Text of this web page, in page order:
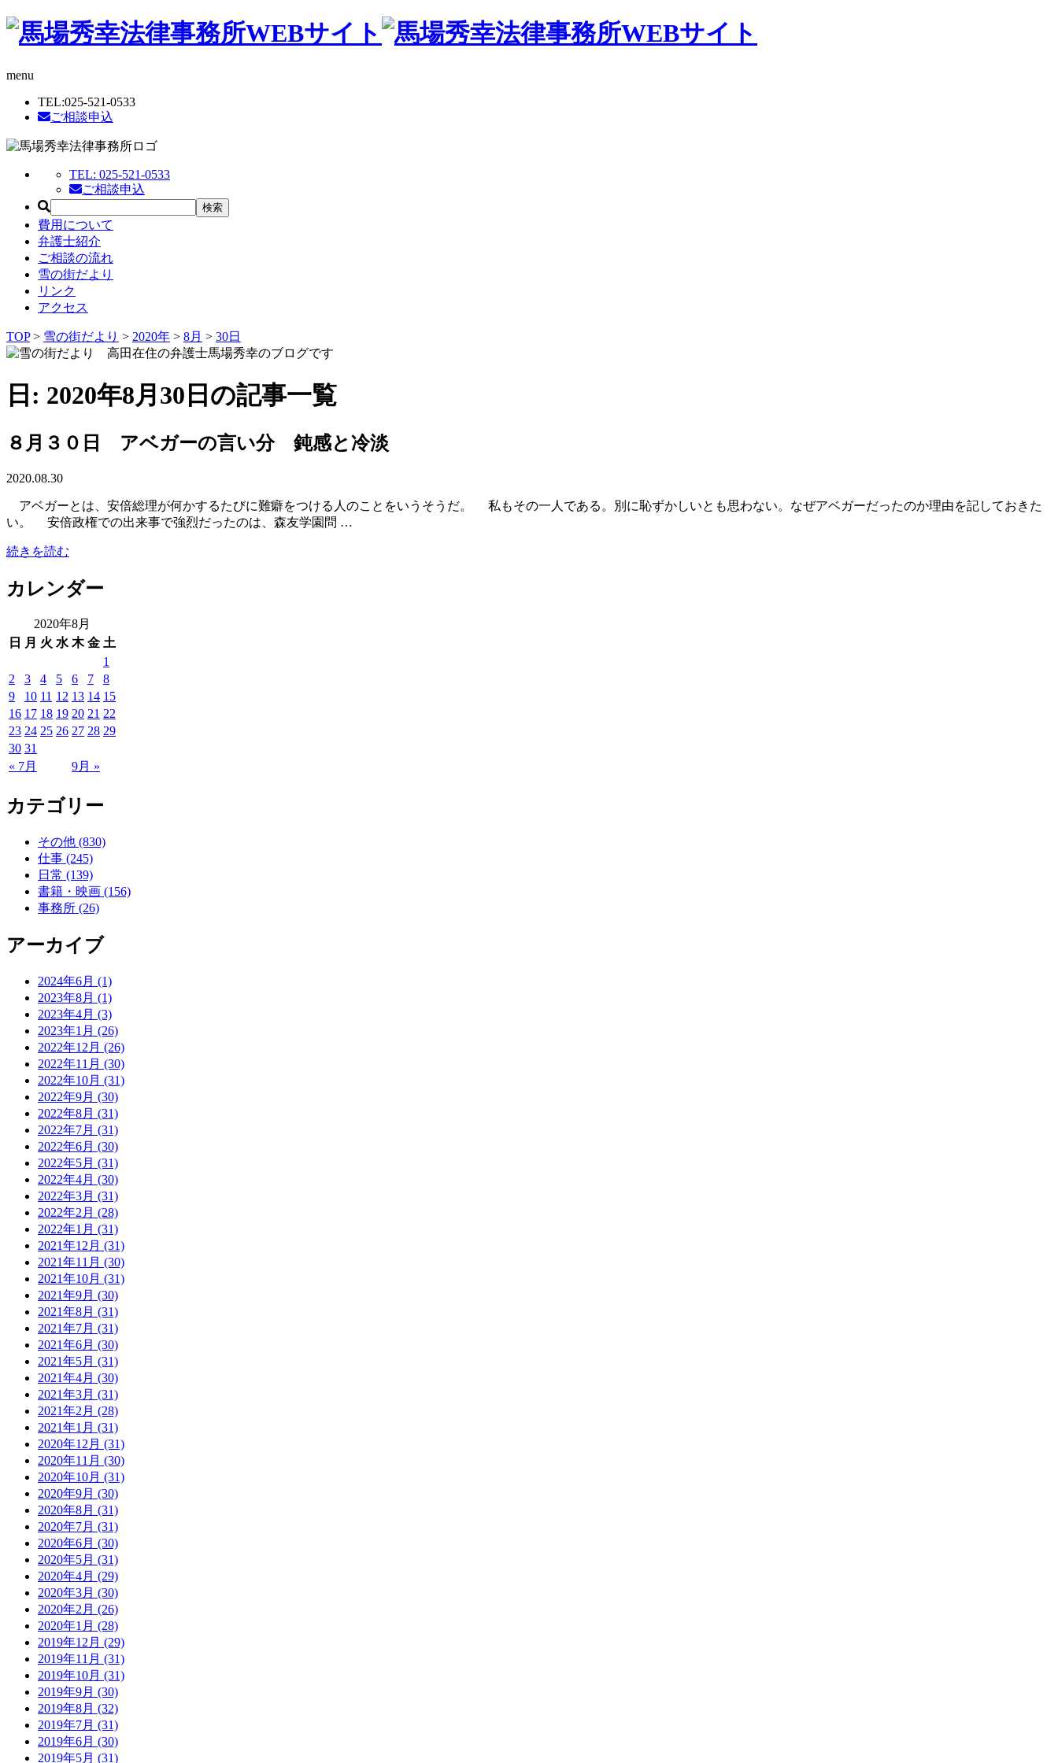
menu
TEL:025-521-0533
ご相談申込
TEL: 025-521-0533
ご相談申込
費用について
弁護士紹介
ご相談の流れ
雪の街だより
リンク
アクセス
TOP> 雪の街だより > 2020年 > 8月 > 30日
日: 2020年8月30日の記事一覧
８月３０日 アベガーの言い分 鈍感と冷淡
2020.08.30
アベガーとは、安倍総理が何かするたびに難癖をつける人のことをいうそうだ。 私もその一人である。別に恥ずかしいとも思わない。なぜアベガーだったのか理由を記しておきた
い。 安倍政権での出来事で強烈だったのは、森友学園問 …
続きを読む
カレンダー
2020年8月
日 月 火 水 木 金 土
« 7月 9月 »
1
2
3 4 5 6 7
8
9
10 11 12 13 14 15
16 17 18 19 20 21 22
23 24 25 26 27 28 29
30 31
カテゴリー
その他 (830)
仕事 (245)
日常 (139)
書籍・映画 (156)
事務所 (26)
アーカイブ
2024年6月 (1)
2023年8月 (1)
2023年4月 (3)
2023年1月 (26)
2022年12月 (26)
2022年11月 (30)
2022年10月 (31)
2022年9月 (30)
2022年8月 (31)
2022年7月 (31)
2022年6月 (30)
2022年5月 (31)
2022年4月 (30)
2022年3月 (31)
2022年2月 (28)
2022年1月 (31)
2021年12月 (31)
2021年11月 (30)
2021年10月 (31)
2021年9月 (30)
2021年8月 (31)
2021年7月 (31)
2021年6月 (30)
2021年5月 (31)
2021年4月 (30)
2021年3月 (31)
2021年2月 (28)
2021年1月 (31)
2020年12月 (31)
2020年11月 (30)
2020年10月 (31)
2020年9月 (30)
2020年8月 (31)
2020年7月 (31)
2020年6月 (30)
2020年5月 (31)
2020年4月 (29)
2020年3月 (30)
2020年2月 (26)
2020年1月 (28)
2019年12月 (29)
2019年11月 (31)
2019年10月 (31)
2019年9月 (30)
2019年8月 (32)
2019年7月 (31)
2019年6月 (30)
2019年5月 (31)